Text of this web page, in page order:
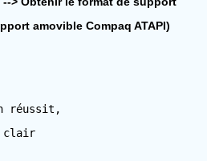
amovible Compaq ATAPI)
réussit,
clair